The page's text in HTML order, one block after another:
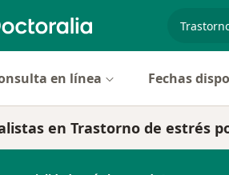
en línea Fechas
en Trastorno de estrés